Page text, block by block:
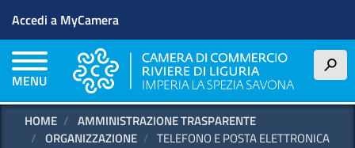
contenuto
principale
Menu profilo utente
Accedi a MyCamera
MENU
h
HOME
AMMINISTRAZIONE TRASPARENTE
ORGANIZZAZIONE
TELEFONO E POSTA ELETTRONICA